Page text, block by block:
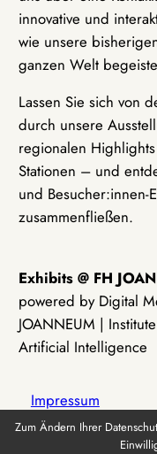
innovative und
wie unsere
ganzen Welt
Lassen Sie sich von
durch unsere
regionalen
Stationen – und
und Besucher:innen-
zusammenfließen.
Exhibits @ FH
powered by Digital
JOANNEUM |
Artificial Intelligence
Impressum
Zum Ändern Ihrer